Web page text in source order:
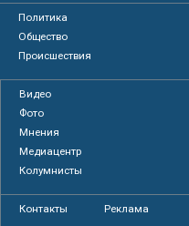
Политика
Общество
Происшествия
Видео
Фото
Мнения
Медиацентр
Колумнисты
Контакты Реклама